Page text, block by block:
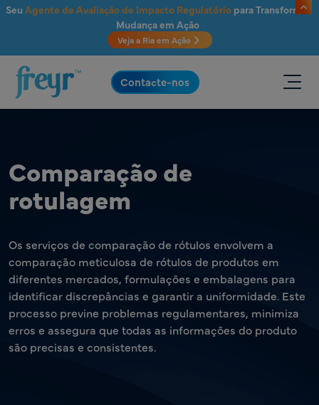
Saltar para o conteúdo principal
Seu Agente de Avaliação de Impacto Regulatóriopara Transformar
Mudança em Ação
Veja a Ria em Ação
.
Contacte-nos
Comparação de
rotulagem
Os serviços de comparação de rótulos envolvem a
comparação meticulosa de rótulos de produtos em
diferentes mercados, formulações e embalagens para
identificar discrepâncias e garantir a uniformidade. Este
processo previne problemas regulamentares, minimiza
erros e assegura que todas as informações do produto
são precisas e consistentes.